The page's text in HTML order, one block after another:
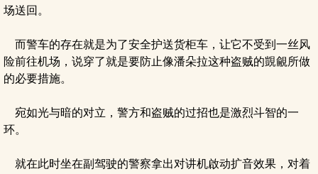
场送回。
而警车的存在就是为了安全护送货柜车，让它不受到一丝风
险前往机场，说穿了就是要防止像潘朵拉这种盗贼的覬覦所做
的必要措施。
宛如光与暗的对立，警方和盗贼的过招也是激烈斗智的一
环。
就在此时坐在副驾驶的警察拿出对讲机啟动扩音效果，对着